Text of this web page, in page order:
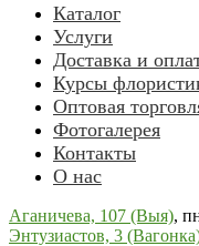
Каталог
Услуги
Доставка и
Курсы
Оптовая
Фотогалерея
Контакты
О нас
Аганичева, 107 (Выя),
Энтузиастов, 3